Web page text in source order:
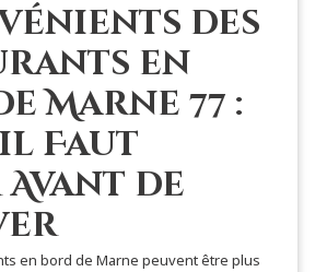
des
en
Marne 77 :
Faut
de
en bord de Marne peuvent être plus